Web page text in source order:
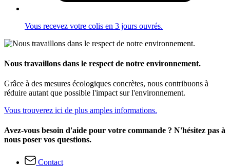
Vous recevez votre colis en 3 jours ouvrés.
Nous travaillons dans le respect de notre environnement.
Grâce à des mesures écologiques concrètes, nous contribuons à
réduire autant que possible l'impact sur l'environnement.
Vous trouverez ici de plus amples informations.
Avez-vous besoin d'aide pour votre commande ? N'hésitez pas à
nous poser vos questions.
Contact